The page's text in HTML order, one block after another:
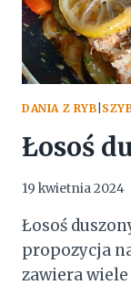
DANIA Z RYB
Łosoś
19 kwietnia 2024
Łosoś
propozycja
zawiera